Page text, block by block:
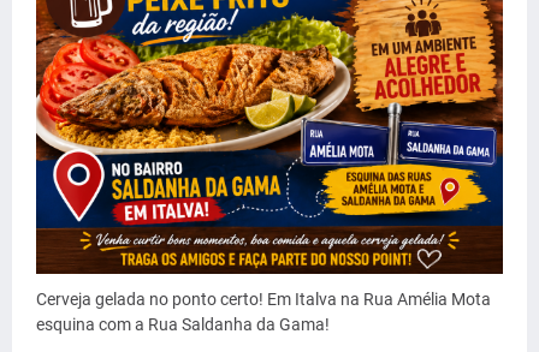
Cerveja gelada no ponto certo! Em Italva na Rua Amélia Mota
esquina com a Rua Saldanha da Gama!